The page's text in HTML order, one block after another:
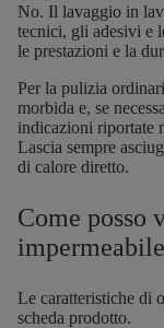
No. Il lavaggio in
tecnici, gli adesivi e
le prestazioni e la
Per la pulizia
morbida e, se
indicazioni riportate
Lascia sempre
di calore diretto.
Come posso
Le caratteristiche di
scheda prodotto.